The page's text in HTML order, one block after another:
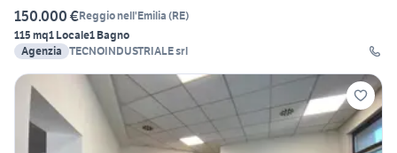
150.000 €Reggio nell'Emilia (RE)
115 mq1 Locale1 Bagno
Agenzia TECNOINDUSTRIALE srl